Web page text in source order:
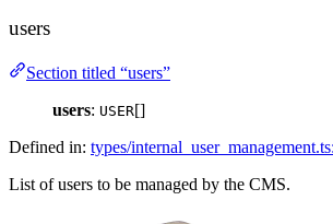
users
Section titled “users”
users: USER[]
Defined in: types/
List of users to be managed by the CMS.